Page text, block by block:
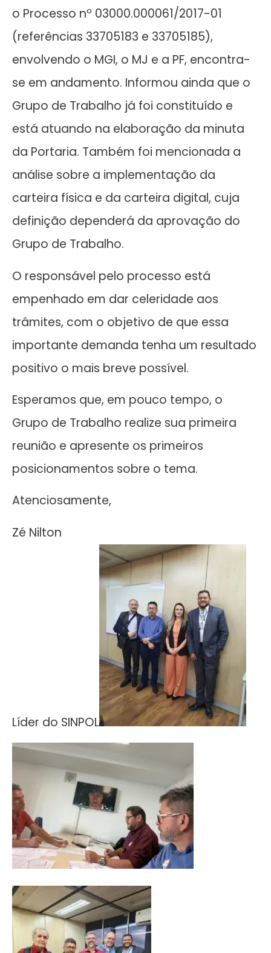
o Processo nº 03000.000061/2017-01
(referências 33705183 e 33705185),
envolvendo o MGI, o MJ e a PF, encontra-
se em andamento. Informou ainda que o
Grupo de Trabalho já foi constituído e
está atuando na elaboração da minuta
da Portaria. Também foi mencionada a
análise sobre a implementação da
carteira física e da carteira digital, cuja
definição dependerá da aprovação do
Grupo de Trabalho.
O responsável pelo processo está
empenhado em dar celeridade aos
trâmites, com o objetivo de que essa
importante demanda tenha um resultado
positivo o mais breve possível.
Esperamos que, em pouco tempo, o
Grupo de Trabalho realize sua primeira
reunião e apresente os primeiros
posicionamentos sobre o tema.
Atenciosamente,
Zé Nilton
Líder do SINPOL